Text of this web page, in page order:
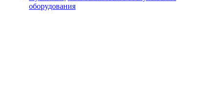
оборудования